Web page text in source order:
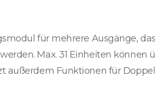
für mehrere Ausgänge,
Max. 31 Einheiten
außerdem Funktionen für